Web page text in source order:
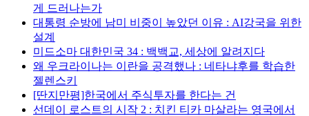
게 드러나는가
대통령 순방에 남미 비중이 높았던 이유 : AI강국을 위한
설계
미드소마 대한민국 34 : 백백교, 세상에 알려지다
왜 우크라이나는 이란을 공격했나 : 네타냐후를 학습한
젤렌스키
[딴지만평]한국에서 주식투자를 한다는 건
선데이 로스트의 시작 2 : 치킨 티카 마살라는 영국에서